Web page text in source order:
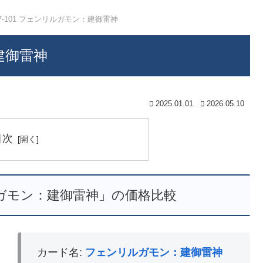
101 フェンリルガモン：建御雷神
御雷神
2025.01.01 2026.05.10
モン：建御雷神」の価格比較
カード名: フェンリルガモン：建御雷神